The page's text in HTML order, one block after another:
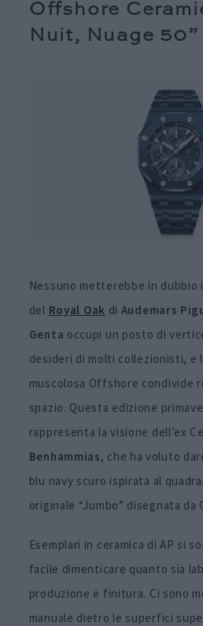
Offshore
Nuit, Nuage 50”
Nessuno metterebbe in
del Royal Oak di Audemars
Genta occupi un posto di
desideri di molti collezionisti, e
muscolosa Offshore condivide
spazio. Questa edizione
rappresenta la visione dell’ex
Benhammias, che ha voluto
blu navy scuro ispirata al
originale “Jumbo” disegnata da
Esemplari in ceramica di AP si
facile dimenticare quanto sia
produzione e finitura. Ci sono
manuale dietro le superfici